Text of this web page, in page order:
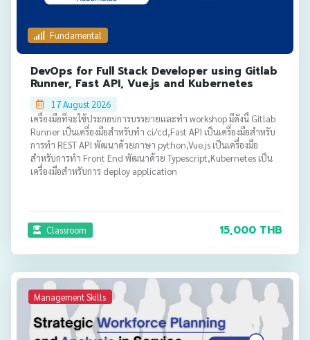
Fundamental
DevOps for Full Stack Developer using Gitlab
Runner, Fast API, Vue.js and Kubernetes
17 August 2026
เครื่องมือที่จะใช้ประกอบการบรรยายและทำ workshop มีดังนี้ Gitlab
Runner เป็นเครื่องมือสำหรับทำ ci/cd,Fast API เป็นเครื่องมือสำหรับ
การทำ REST API พัฒนาด้วยภาษา python,Vue.js เป็นเครื่องมือ
สำหรับการทำ Front End พัฒนาด้วย Typescript,Kubernetes เป็น
เครื่องมือสำหรับการ deploy application
Classroom 15,000 THB
Management Skills